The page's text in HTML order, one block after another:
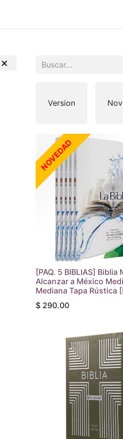
Version
NOVEDAD
[PAQ. 5 BIBLIAS] Biblia
Alcanzar a México
Mediana Tapa Rústica
$ 290.00